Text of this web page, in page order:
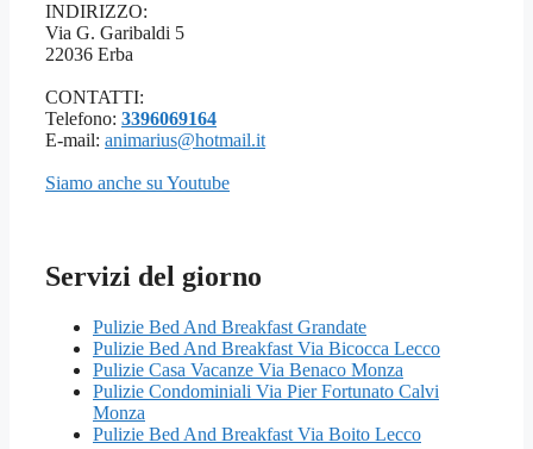
INDIRIZZO:
Via G. Garibaldi 5
22036 Erba
CONTATTI:
Telefono: 3396069164
E-mail: animarius@hotmail.it
Siamo anche su Youtube
Servizi del giorno
Pulizie Bed And Breakfast Grandate
Pulizie Bed And Breakfast Via Bicocca Lecco
Pulizie Casa Vacanze Via Benaco Monza
Pulizie Condominiali Via Pier Fortunato Calvi
Monza
Pulizie Bed And Breakfast Via Boito Lecco